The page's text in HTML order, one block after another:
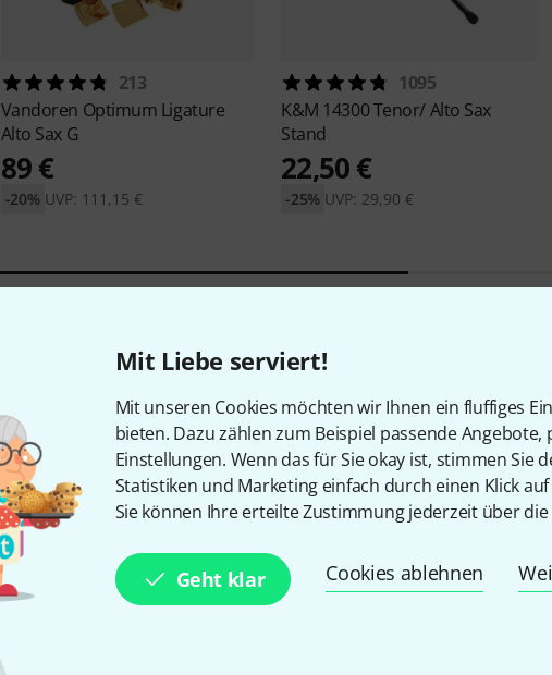
Mit Liebe serviert!
Mit unseren Cookies möchten wir Ihnen ein fluffiges
bieten. Dazu zählen zum Beispiel passende
Einstellungen. Wenn das für Sie okay ist, stimmen Sie
Statistiken und Marketing einfach durch einen Klick auf
Sie können Ihre erteilte Zustimmung jederzeit über die
Geht klar Cookies ablehnen
213
Vandoren Optimum Ligature
Alto Sax G
89 €
UVP: 111,15 €
-20%
1095
K&M 14300 Tenor/ Alto Sax
Stand
22,50 €
UVP: 29,90 €
-25%
1
VERARBEITUNG